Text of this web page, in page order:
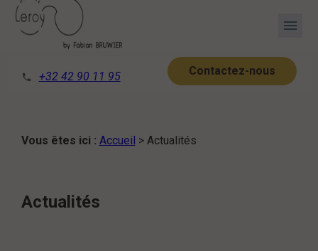
menu
phone +32 42 90 11 95 Contactez-nous
Vous êtes ici : Accueil > Actualités
Actualités
Panneau de gestion des cookies